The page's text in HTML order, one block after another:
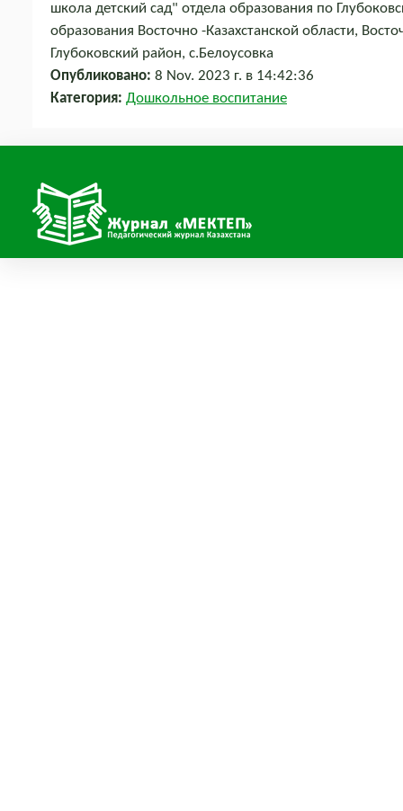
школа детский сад" отдела образования по
образования Восточно -Казахстанской области,
Глубоковский район, с.Белоусовка
Опубликовано: 8 Nov. 2023 г. в 14:42:36
Категория: Дошкольное воспитание